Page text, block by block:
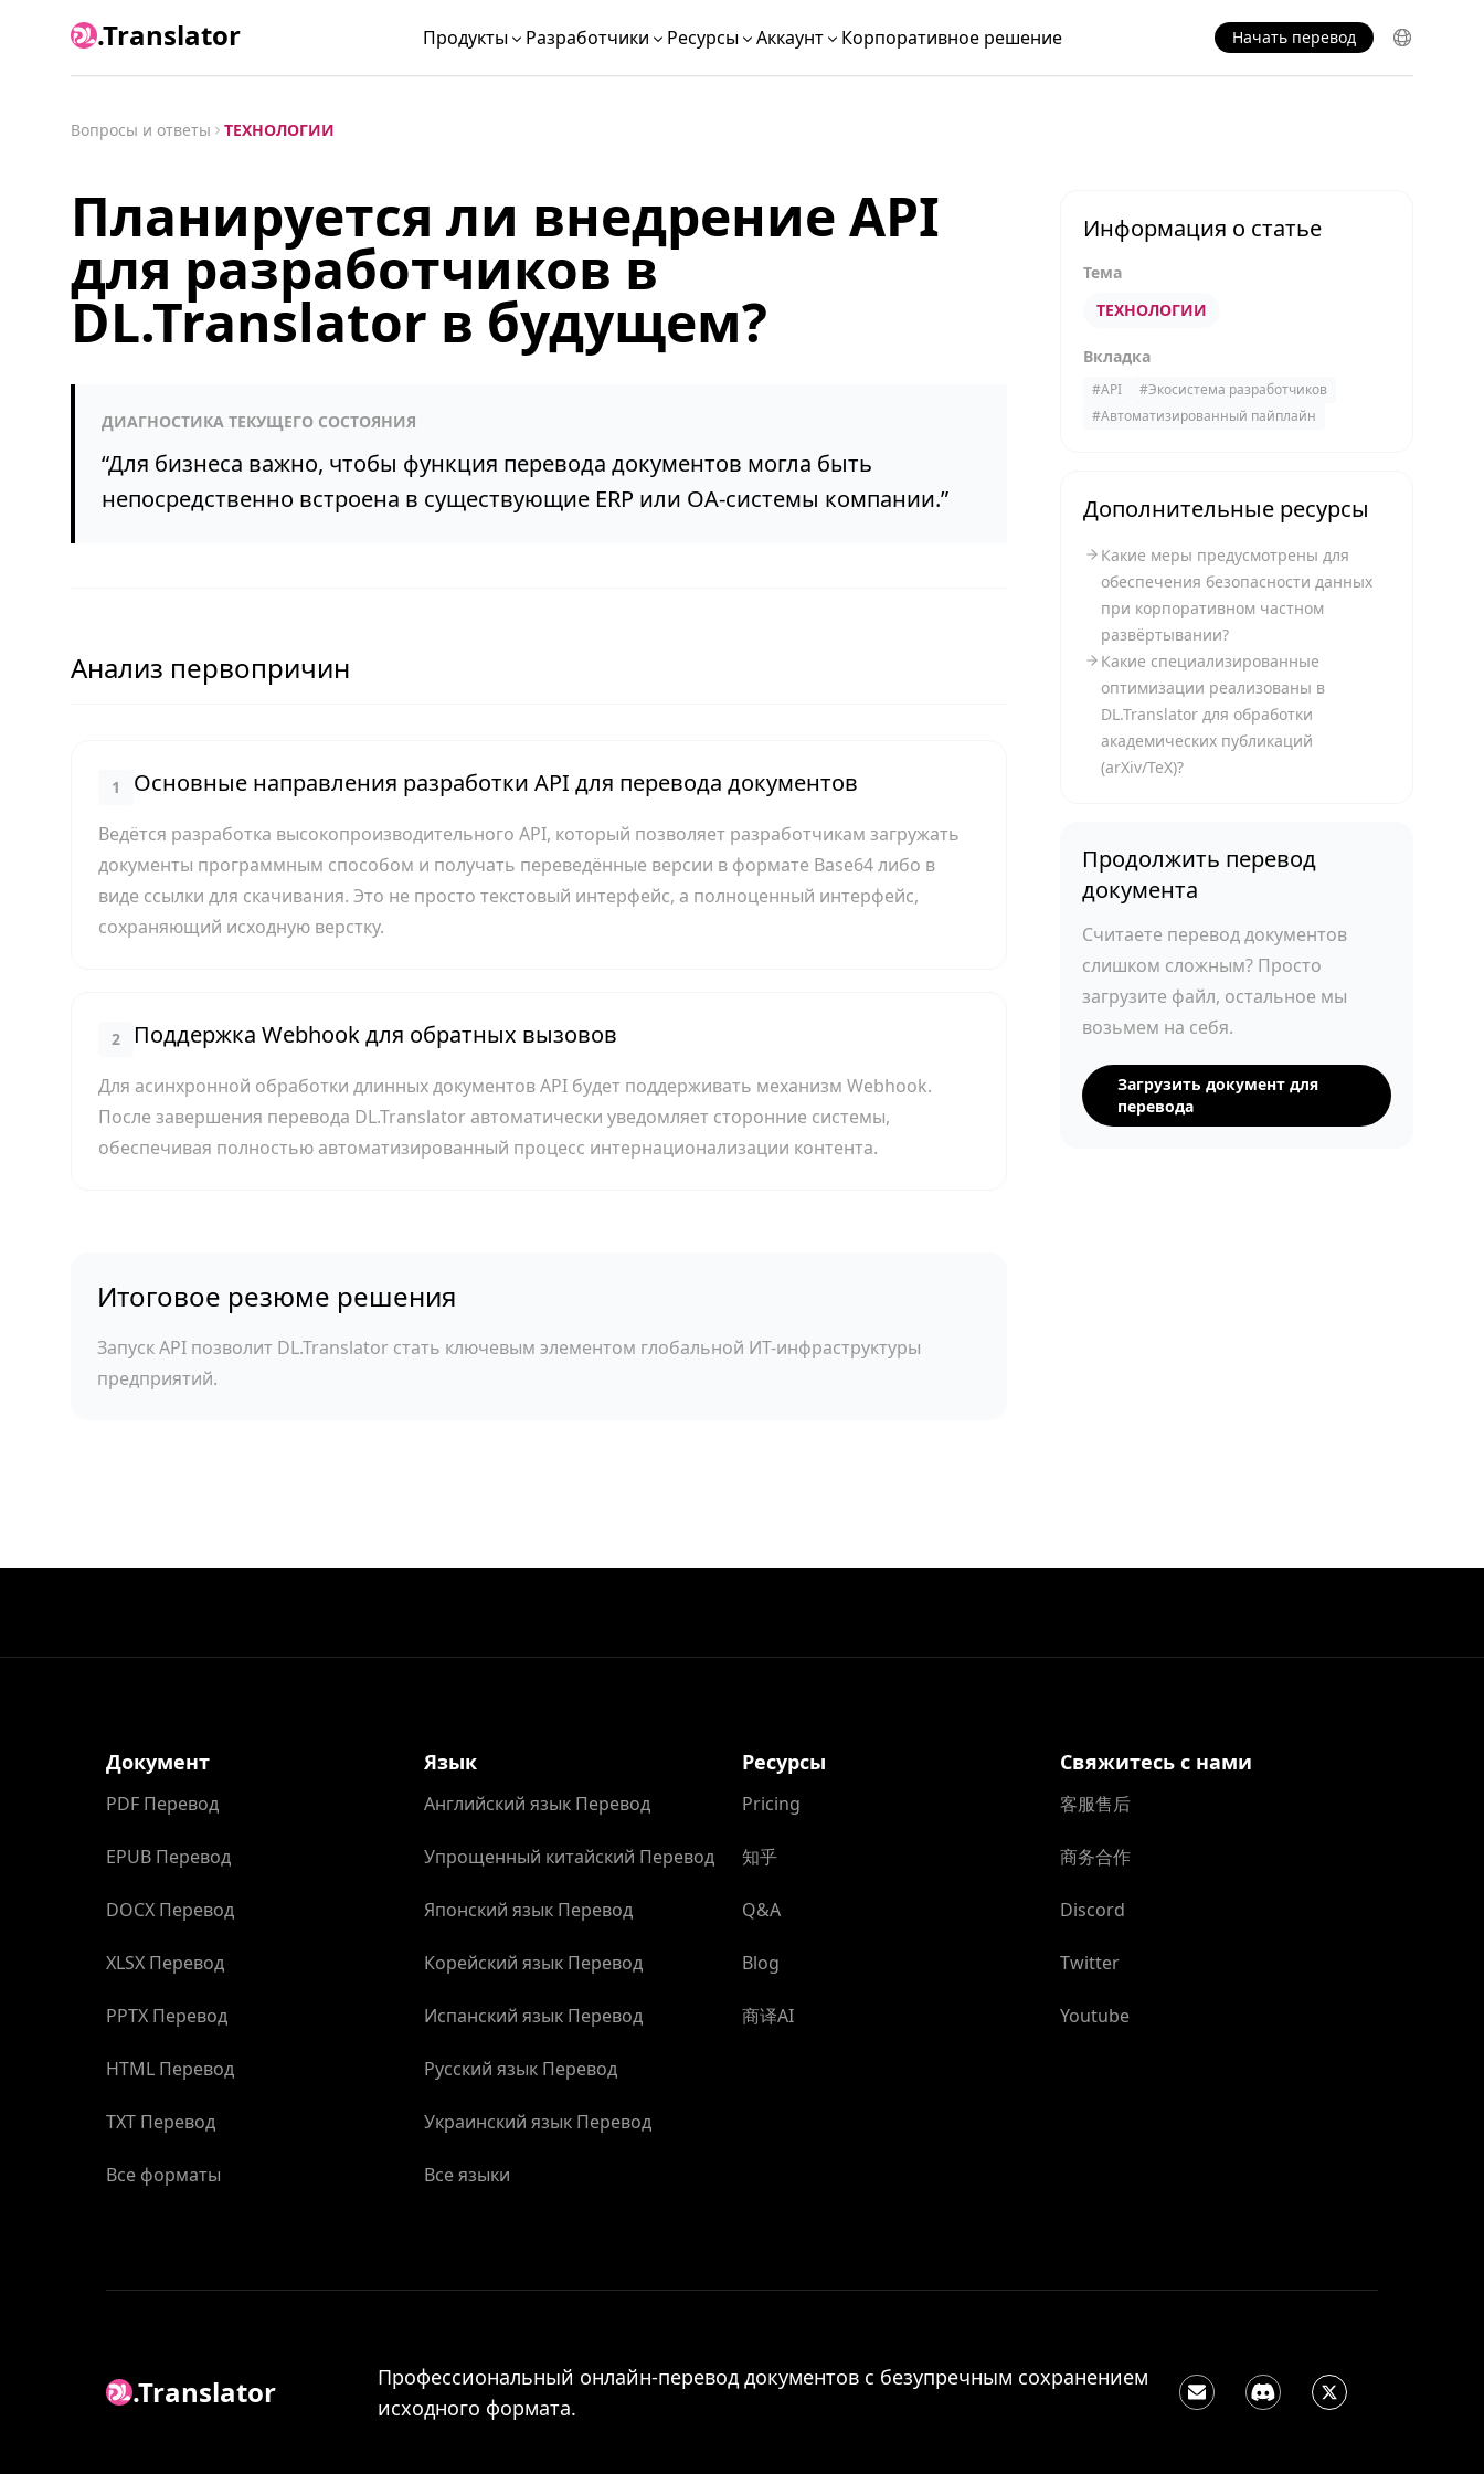
.Translator Продукты Разработчики Ресурсы Аккаунт Корпоративное решение Начать перевод
Вопросы и ответы ТЕХНОЛОГИИ
Планируется ли внедрение API
для разработчиков в
DL.Translator в будущем?
ДИАГНОСТИКА ТЕКУЩЕГО СОСТОЯНИЯ
“Для бизнеса важно, чтобы функция перевода документов могла быть
непосредственно встроена в существующие ERP или OA-системы компании.”
Анализ первопричин
1 Основные направления разработки API для перевода документов
Ведётся разработка высокопроизводительного API, который позволяет разработчикам загружать
документы программным способом и получать переведённые версии в формате Base64 либо в
виде ссылки для скачивания. Это не просто текстовый интерфейс, а полноценный интерфейс,
сохраняющий исходную верстку.
2 Поддержка Webhook для обратных вызовов
Для асинхронной обработки длинных документов API будет поддерживать механизм Webhook.
После завершения перевода DL.Translator автоматически уведомляет сторонние системы,
обеспечивая полностью автоматизированный процесс интернационализации контента.
Итоговое резюме решения
Запуск API позволит DL.Translator стать ключевым элементом глобальной ИТ-инфраструктуры
предприятий.
Информация о статье
Тема
ТЕХНОЛОГИИ
Вкладка
#API #Экосистема разработчиков
#Автоматизированный пайплайн
Дополнительные ресурсы
Какие меры предусмотрены для
обеспечения безопасности данных
при корпоративном частном
развёртывании?
Какие специализированные
оптимизации реализованы в
DL.Translator для обработки
академических публикаций
(arXiv/TeX)?
Продолжить перевод
документа
Считаете перевод документов
слишком сложным? Просто
загрузите файл, остальное мы
возьмем на себя.
Загрузить документ для
перевода
Документ
PDF Перевод
EPUB Перевод
DOCX Перевод
XLSX Перевод
PPTX Перевод
HTML Перевод
TXT Перевод
Все форматы
Язык
Английский язык Перевод
Упрощенный китайский Перевод
Японский язык Перевод
Корейский язык Перевод
Испанский язык Перевод
Русский язык Перевод
Украинский язык Перевод
Все языки
Ресурсы
Pricing
知乎
Q&A
Blog
商译AI
Свяжитесь с нами
客服售后
商务合作
Discord
Twitter
Youtube
.Translator
Профессиональный онлайн-перевод документов с безупречным сохранением
исходного формата.